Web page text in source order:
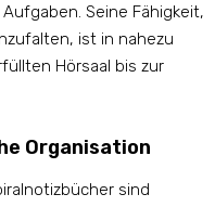
Seine Fähigkeit,
ist in nahezu
Hörsaal bis zur
Organisation
sind